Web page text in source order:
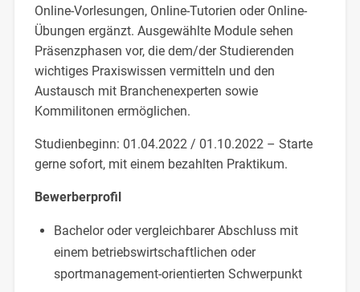
Online-Vorlesungen, Online-Tutorien oder Online-
Übungen ergänzt. Ausgewählte Module sehen
Präsenzphasen vor, die dem/der Studierenden
wichtiges Praxiswissen vermitteln und den
Austausch mit Branchenexperten sowie
Kommilitonen ermöglichen.
Studienbeginn: 01.04.2022 / 01.10.2022 – Starte
gerne sofort, mit einem bezahlten Praktikum.
Bewerberprofil
Bachelor oder vergleichbarer Abschluss mit
einem betriebswirtschaftlichen oder
sportmanagement-orientierten Schwerpunkt